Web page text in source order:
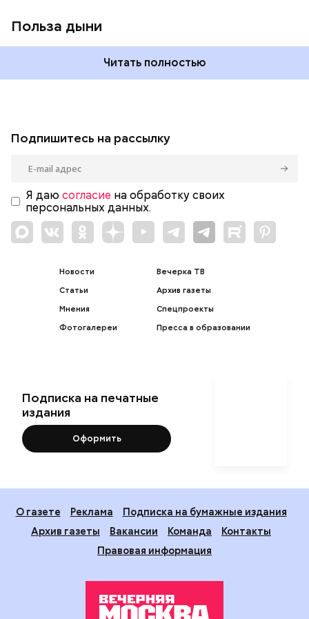
Польза дыни
Читать полностью
Подпишитесь на рассылку
Я даю согласие на обработку своих
персональных данных.
Новости
Статьи
Мнения
Фотогалереи
Вечерка ТВ
Архив газеты
Спецпроекты
Пресса в образовании
Подписка на печатные
издания
Оформить
О газете Реклама
Подписка на бумажные издания
Архив газеты
Вакансии Команда
Контакты
Правовая информация